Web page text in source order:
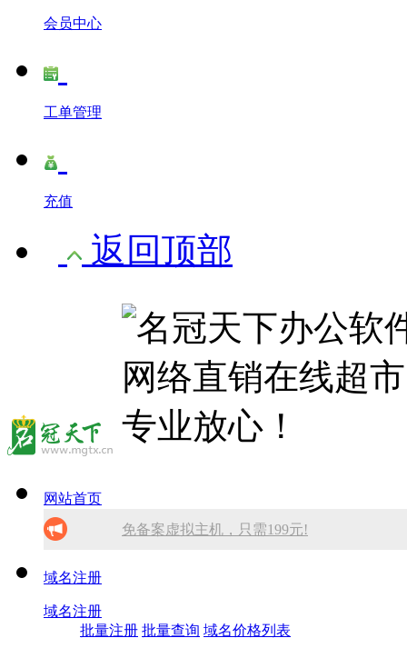
会员中心
工单管理
充值
返回顶部
网站首页
免备案虚拟主机，只需199元!
域名注册
域名注册
批量注册 批量查询 域名价格列表